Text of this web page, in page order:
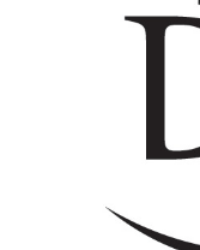
gemeinsame Leben zu
bewiesen die beiden,
Wir wünschen